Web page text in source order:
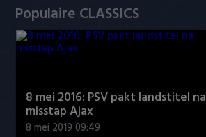
Populaire CLASSICS
8 mei 2016: PSV pakt landstitel na
misstap Ajax
8 mei 2019 09:49